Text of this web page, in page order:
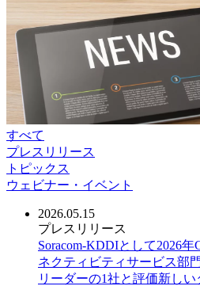
すべて
プレスリリース
トピックス
ウェビナー・イベント
2026.05.15
プレスリリース
Soracom-KDDIとして2026年
ネクティビティサービス部
リーダーの1社と評価新しい